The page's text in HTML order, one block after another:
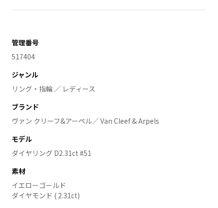
管理番号
517404
ジャンル
リング・指輪 ／ レディース
ブランド
ヴァン クリーフ&アーペル／ Van Cleef & Arpels
モデル
ダイヤリング D2.31ct #51
素材
イエローゴールド
ダイヤモンド ( 2.31ct)